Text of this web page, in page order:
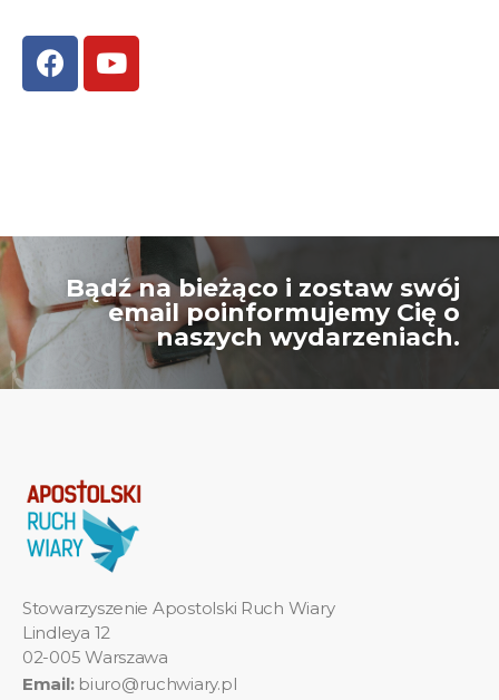
Bądź na bieżąco i zostaw swój
email poinformujemy Cię o
naszych wydarzeniach.
Stowarzyszenie Apostolski Ruch Wiary
Lindleya 12
02-005 Warszawa
Email:biuro@ruchwiary.pl